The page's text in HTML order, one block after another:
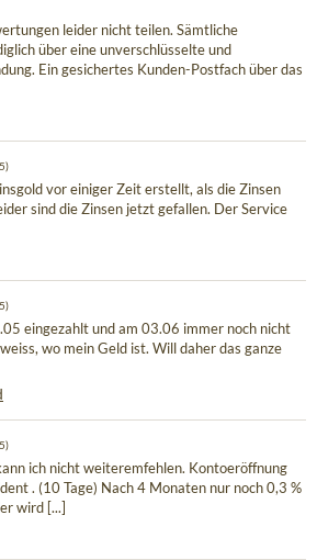
leider nicht teilen. Sämtliche
über eine unverschlüsselte und
Ein gesichertes Kunden-Postfach über das
vor einiger Zeit erstellt, als die Zinsen
sind die Zinsen jetzt gefallen. Der Service
eingezahlt und am 03.06 immer noch nicht
wo mein Geld ist. Will daher das ganze
ich nicht weiteremfehlen. Kontoeröffnung
. (10 Tage) Nach 4 Monaten nur noch 0,3 %
wird [...]